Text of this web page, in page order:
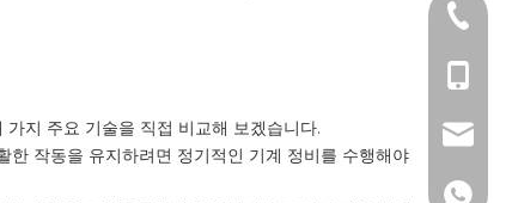
지 주요 기술을 직접 비교해 보겠습니다.
작동을 유지하려면 정기적인 기계 정비를 수행해야
+86-